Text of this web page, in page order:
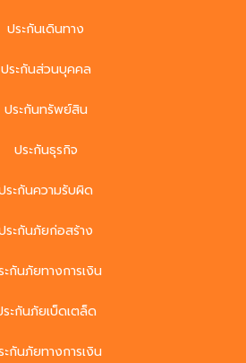
ประกันเดินทาง
ประกันส่วนบุคคล
ประกันทรัพย์สิน
ประกันธุรกิจ
ระกันความรับผิด
ระกันภัยก่อสร้าง
ะกันภัยทางการเงิน
ะกันภัยเบ็ดเตล็ด
ะกันภัยทางการเงิน